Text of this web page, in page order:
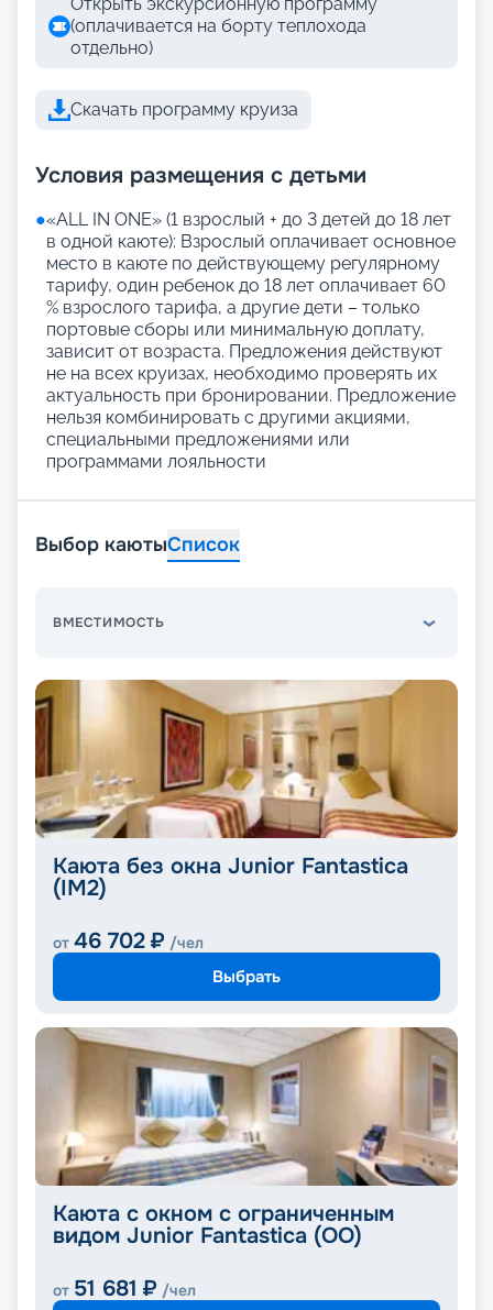
(оплачивается на борту теплохода
отдельно)
Скачать программу круиза
Условия размещения с детьми
●«АLL IN ONE» (1 взрослый + до 3 детей до 18 лет
в одной каюте): Взрослый оплачивает основное
место в каюте по действующему регулярному
тарифу, один ребенок до 18 лет оплачивает 60
% взрослого тарифа, а другие дети – только
портовые сборы или минимальную доплату,
зависит от возраста. Предложения действуют
не на всех круизах, необходимо проверять их
актуальность при бронировании. Предложение
нельзя комбинировать с другими акциями,
специальными предложениями или
программами лояльности
Выбор каютыСписок
ВМЕСТИМОСТЬ
Каюта без окна Junior Fantastica
(IM2)
от 46 702 ₽ /чел
Выбрать
Каюта с окном с ограниченным
видом Junior Fantastica (OO)
от 51 681 ₽ /чел